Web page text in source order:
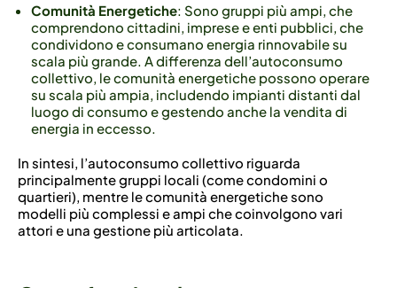
Comunità Energetiche: Sono gruppi più ampi, che
comprendono cittadini, imprese e enti pubblici, che
condividono e consumano energia rinnovabile su
scala più grande. A differenza dell’autoconsumo
collettivo, le comunità energetiche possono operare
su scala più ampia, includendo impianti distanti dal
luogo di consumo e gestendo anche la vendita di
energia in eccesso.
In sintesi, l’autoconsumo collettivo riguarda
principalmente gruppi locali (come condomini o
quartieri), mentre le comunità energetiche sono
modelli più complessi e ampi che coinvolgono vari
attori e una gestione più articolata.